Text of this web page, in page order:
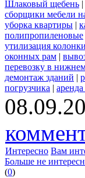
Шлаковый щебень |
сборщики мебели
уборка квартиры |
полипропиленовые
утилизация колонки
оконных рам |
перевозку в
демонтаж зданий |
погрузчика |
Интересно Вам
Больше не
(0)